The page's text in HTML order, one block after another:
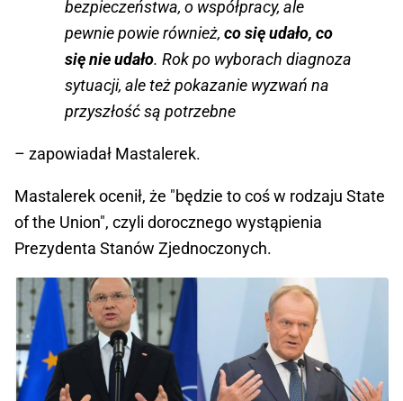
bezpieczeństwa, o współpracy, ale
pewnie powie również, co się udało, co
się nie udało. Rok po wyborach diagnoza
sytuacji, ale też pokazanie wyzwań na
przyszłość są potrzebne
– zapowiadał Mastalerek.
Mastalerek ocenił, że "będzie to coś w rodzaju State
of the Union", czyli dorocznego wystąpienia
Prezydenta Stanów Zjednoczonych.